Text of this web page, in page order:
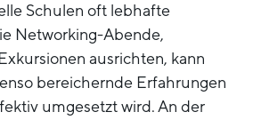
Schulen oft lebhafte
Networking-Abende,
ausrichten, kann
bereichernde Erfahrungen
umgesetzt wird. An der